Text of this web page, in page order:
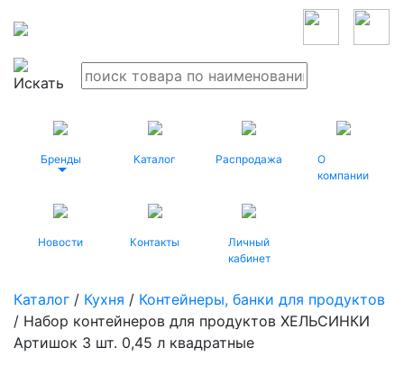
Бренды Каталог Распродажа
О
компании
Новости Контакты
Личный
кабинет
Каталог / Кухня / Контейнеры, банки для продуктов
/ Набор контейнеров для продуктов ХЕЛЬСИНКИ
Артишок 3 шт. 0,45 л квадратные